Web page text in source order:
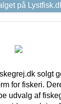
på
solgt
for fiskeri.
udvalg af